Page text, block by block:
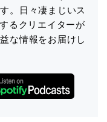
。日々凄まじいス
るクリエイターが
な情報をお届けし